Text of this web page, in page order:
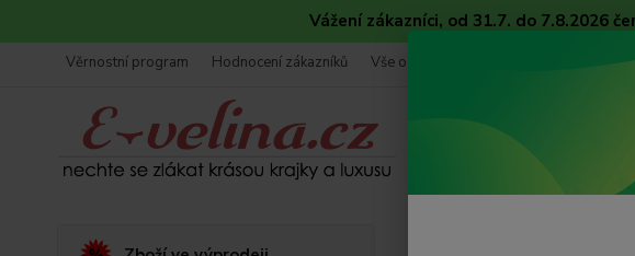
Vážení zákazníci, od 31.7. do 7.8.2026
Věrnostní program Hodnocení zákazníků Vše o nákupu Obchodní podmínky